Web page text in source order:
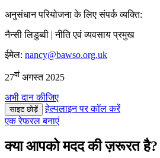
अनुसंधान परियोजना के लिए संपर्क व्यक्ति:
नैन्सी लिडुब्वी | नीति एवं व्यवसाय प्रमुख
ईमेल: nancy@bawso.org.uk
27वां अगस्त 2025
अभी दान कीजिए
साइट छोड़ें
हेल्पलाइन पर कॉल करें
एक रेफरल बनाएं
क्या आपको मदद की ज़रूरत है?